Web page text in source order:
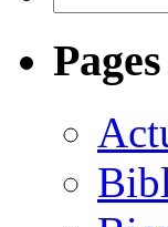
Pages